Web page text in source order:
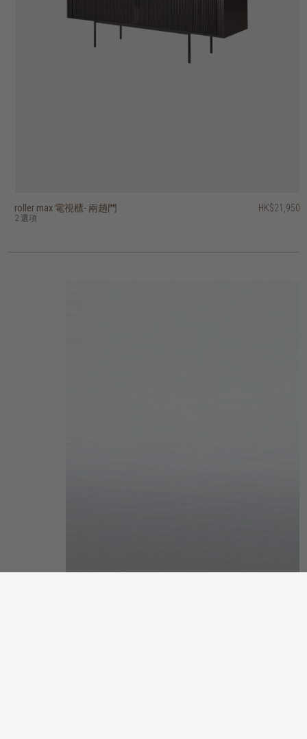
roller max 電視櫃- 兩趟門
2 選項
HK$21,950
timba 電視櫃 - 三抽屜
2 選項
HK$12,950
era 電視櫃 - 兩門、單抽屜 HK$10,950
grace 可延伸電視櫃 - 兩抽屜 HK$13,950
tess 可延伸電視櫃 - 兩抽屜
2 選項
HK$10,950
PI 電視櫃 - 單下揭式櫃門、單抽屜 HK$20,450
vision 電視櫃 - 四門 HK$8,450
ace 電視櫃 - 四門 HK$18,450
lekk 可延伸電視櫃 - 三抽屜 HK$16,950
lekk 可延伸電視櫃 - 兩抽屜 HK$13,950